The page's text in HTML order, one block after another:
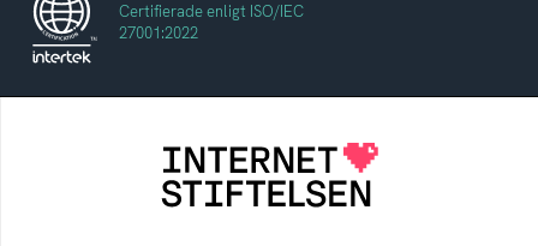
Certifierade enligt ISO/IEC
27001:2022
Internetstiftelsen verkar för ett internet som
bidrar positivt till människan och samhället